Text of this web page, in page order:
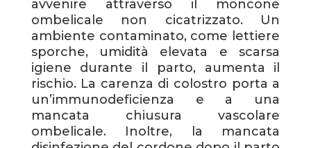
avvenire attraverso il moncone
ombelicale non cicatrizzato. Un
ambiente contaminato, come lettiere
sporche, umidità elevata e scarsa
igiene durante il parto, aumenta il
rischio. La carenza di colostro porta a
un’immunodeficienza e a una
mancata chiusura vascolare
ombelicale. Inoltre, la mancata